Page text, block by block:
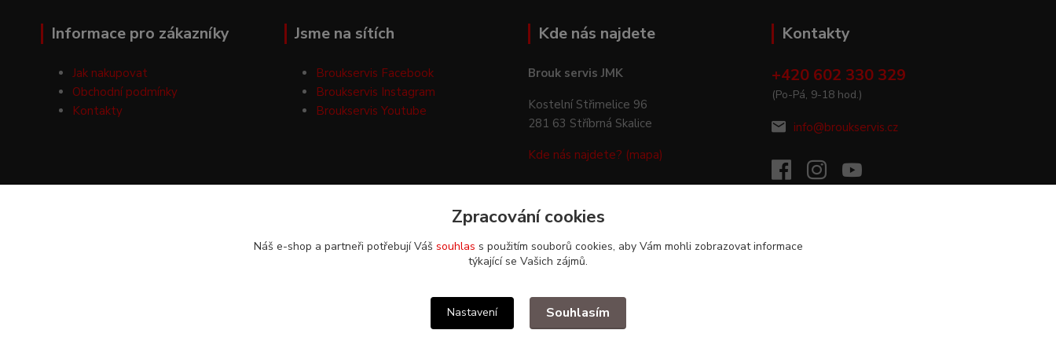
Informace pro zákazníky
Jak nakupovat
Obchodní podmínky
Kontakty
Jsme na sítích
Broukservis Facebook
Broukservis Instagram
Broukservis Youtube
Kde nás najdete
Brouk servis JMK
Kostelní Střimelice 96
281 63 Stříbrná Skalice
Kde nás najdete? (mapa)
Kontakty
+420 602 330 329
(Po-Pá, 9-18 hod.)
info@broukservis.cz
Upravit sběr cookies.
Zpracování cookies
Náš e-shop a partneři potřebují Váš souhlas s použitím souborů cookies, aby Vám mohli zobrazovat informace
týkající se Vašich zájmů.
Nastavení Souhlasím